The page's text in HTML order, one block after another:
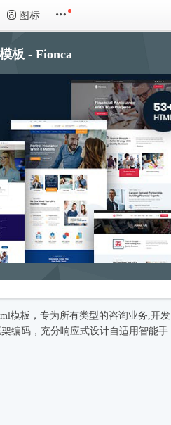
图标
板 - Fionca
模板 ，专为所有类型的咨询业务,开发
编码，充分响应式设计自适用智能手